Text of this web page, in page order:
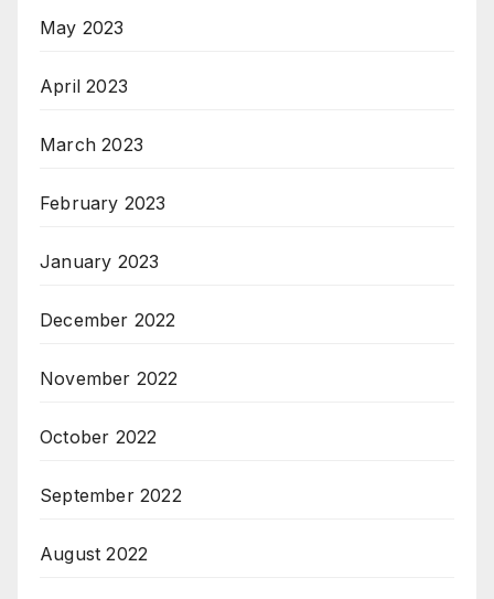
May 2023
April 2023
March 2023
February 2023
January 2023
December 2022
November 2022
October 2022
September 2022
August 2022